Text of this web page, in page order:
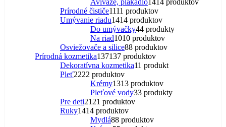
Aviváže, plákadlo1414 produktov
Prírodné čističe1111 produktov
Umývanie riadu1414 produktov
Do umývačky44 produkty
Na riad1010 produktov
Osviežovače a silice88 produktov
Prírodná kozmetika137137 produktov
Dekoratívna kozmetika11 produkt
Pleť2222 produktov
Krémy1313 produktov
Pleťové vody33 produkty
Pre deti21 21 produktov
Ruky1414 produktov
Mydlá88 produktov